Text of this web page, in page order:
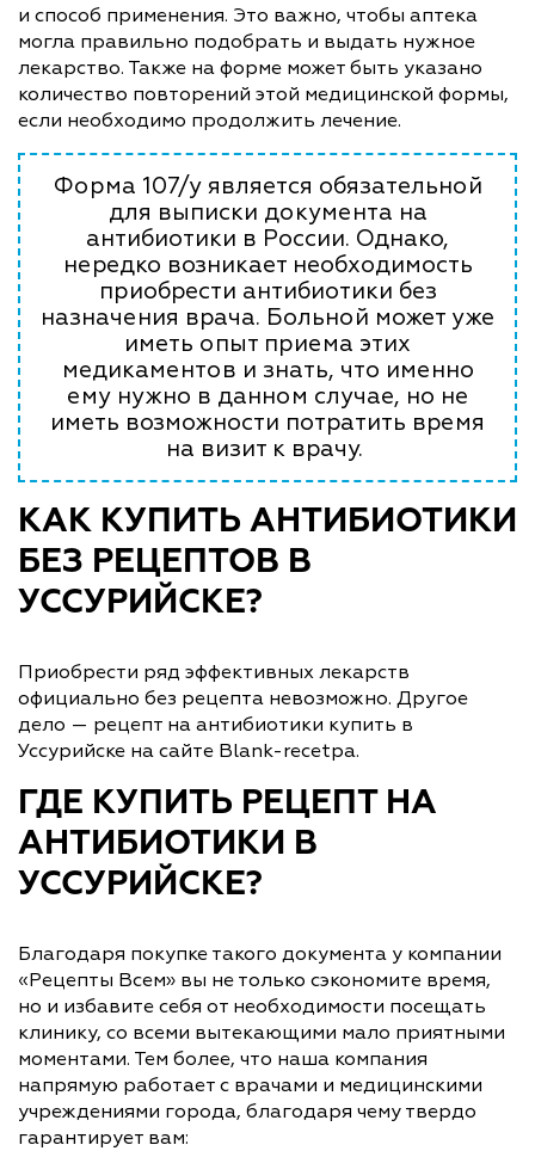
и способ применения. Это важно, чтобы аптека
могла правильно подобрать и выдать нужное
лекарство. Также на форме может быть указано
количество повторений этой медицинской формы,
если необходимо продолжить лечение.
Форма 107/у является обязательной
для выписки документа на
антибиотики в России. Однако,
нередко возникает необходимость
приобрести антибиотики без
назначения врача. Больной может уже
иметь опыт приема этих
медикаментов и знать, что именно
ему нужно в данном случае, но не
иметь возможности потратить время
на визит к врачу.
КАК КУПИТЬ АНТИБИОТИКИ
БЕЗ РЕЦЕПТОВ В
УССУРИЙСКЕ?
Приобрести ряд эффективных лекарств
официально без рецепта невозможно. Другое
дело — рецепт на антибиотики купить в
Уссурийске на сайте Blank-recetpa.
ГДЕ КУПИТЬ РЕЦЕПТ НА
АНТИБИОТИКИ В
УССУРИЙСКЕ?
Благодаря покупке такого документа у компании
«Рецепты Всем» вы не только сэкономите время,
но и избавите себя от необходимости посещать
клинику, со всеми вытекающими мало приятными
моментами. Тем более, что наша компания
напрямую работает с врачами и медицинскими
учреждениями города, благодаря чему твердо
гарантирует вам: